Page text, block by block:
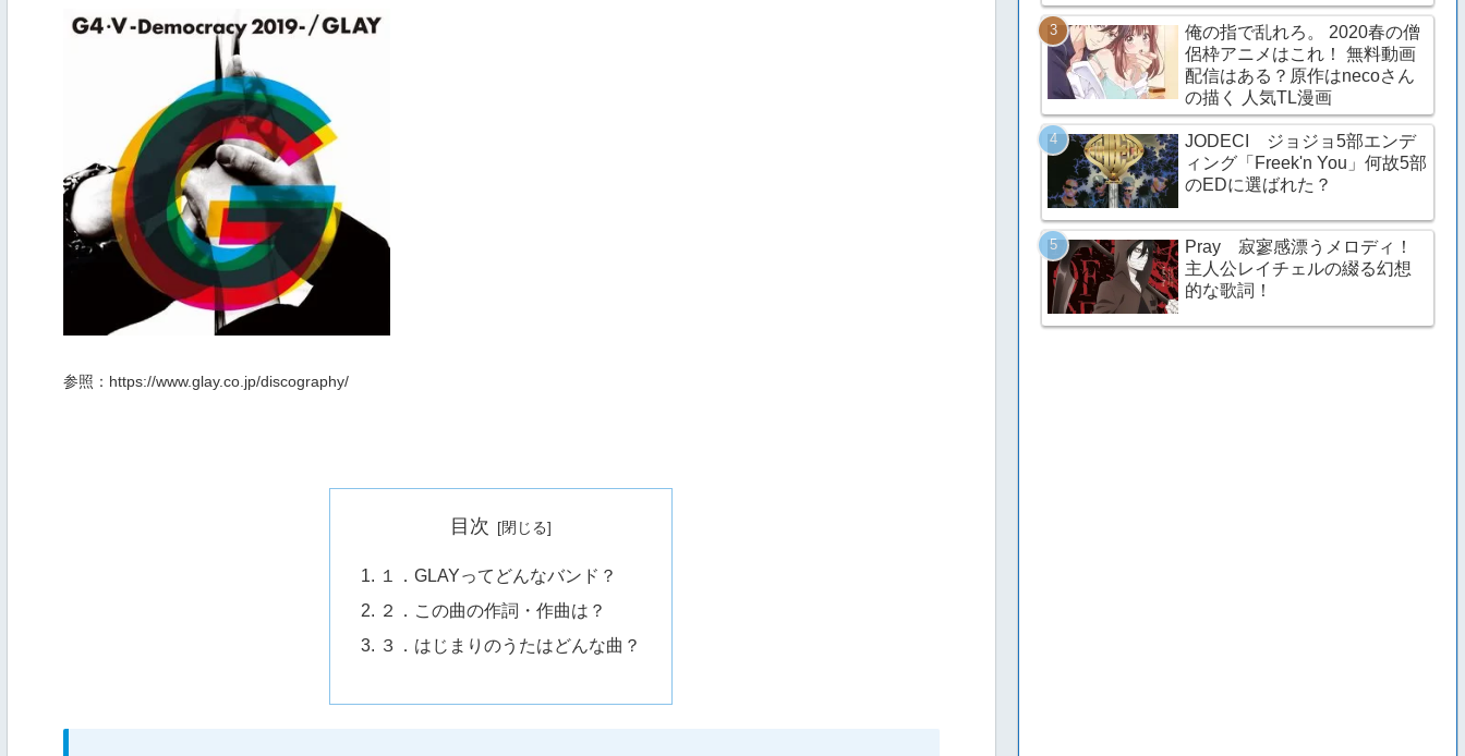
参照：https://www.glay.co.jp/discography/
目次
１．GLAYってどんなバンド？
２．この曲の作詞・作曲は？
３．はじまりのうたはどんな曲？
俺の指で乱れろ。 2020春の僧
侶枠アニメはこれ！ 無料動画
配信はある？原作はnecoさん
の描く 人気TL漫画
JODECI ジョジョ5部エンデ
ィング「Freek'n You」何故5部
のEDに選ばれた？
Pray 寂寥感漂うメロディ！
主人公レイチェルの綴る幻想
的な歌詞！